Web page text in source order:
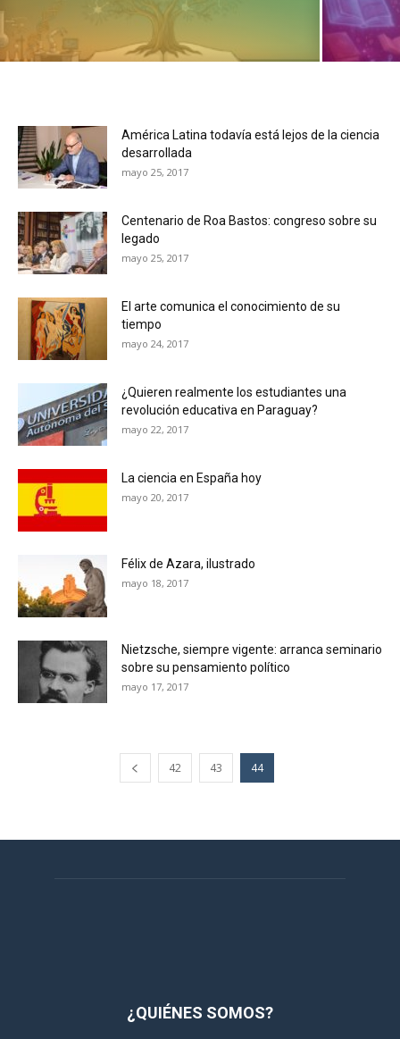
América Latina todavía está lejos de la ciencia
desarrollada
mayo 25, 2017
Centenario de Roa Bastos: congreso sobre su
legado
mayo 25, 2017
El arte comunica el conocimiento de su
tiempo
mayo 24, 2017
¿Quieren realmente los estudiantes una
revolución educativa en Paraguay?
mayo 22, 2017
La ciencia en España hoy
mayo 20, 2017
Félix de Azara, ilustrado
mayo 18, 2017
Nietzsche, siempre vigente: arranca seminario
sobre su pensamiento político
mayo 17, 2017
42 43 44
¿QUIÉNES SOMOS?